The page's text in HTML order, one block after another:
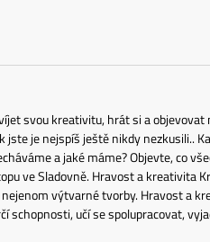
svou kreativitu, hrát si a objevovat
je nejspíš ještě nikdy nezkusili..
a jaké máme? Objevte, co
ve Sladovně. Hravost a kreativita
výtvarné tvorby. Hravost a
schopnosti, učí se spolupracovat,